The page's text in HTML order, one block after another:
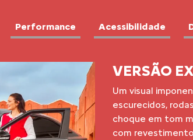
Performance Acessibilidade
SUV COUPÉ
O melhor da
une a imponência
um Coupé,